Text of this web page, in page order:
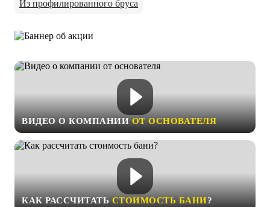
Из профилированного бруса
ВИДЕО О КОМПАНИИОТ ОСНОВАТЕЛЯ
КАК РАССЧИТАТЬСТОИМОСТЬ БАНИ?